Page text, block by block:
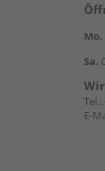
Mo.
Sa.
Tel.:
E-